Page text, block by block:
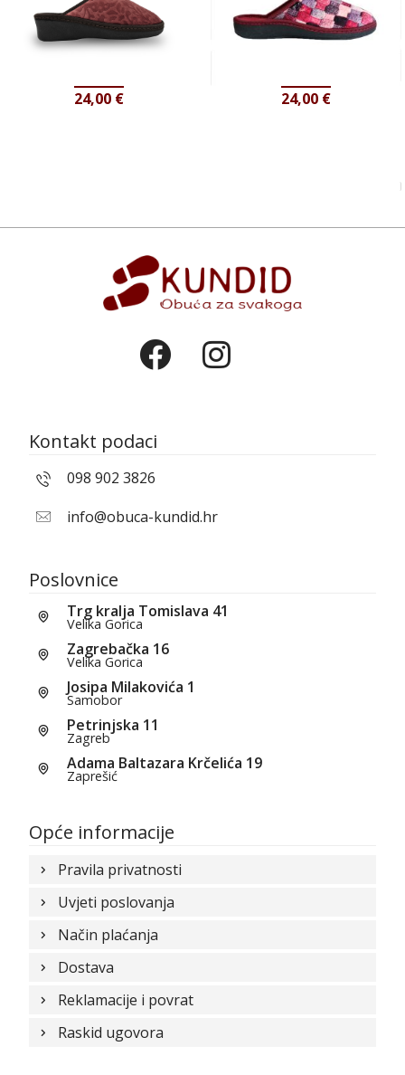
24,00 € 24,00 €
Kontakt podaci
098 902 3826
info@obuca-kundid.hr
Poslovnice
Trg kralja Tomislava 41
Velika Gorica
Zagrebačka 16
Velika Gorica
Josipa Milakovića 1
Samobor
Petrinjska 11
Zagreb
Adama Baltazara Krčelića 19
Zaprešić
Opće informacije
Pravila privatnosti
Uvjeti poslovanja
Način plaćanja
Dostava
Reklamacije i povrat
Raskid ugovora